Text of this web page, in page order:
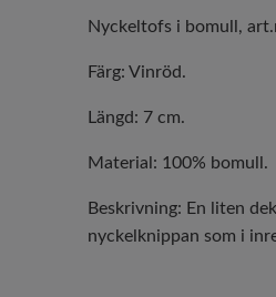
Nyckeltofs i bomull,
Färg: Vinröd.
Längd: 7 cm.
Material: 100% bomull.
Beskrivning: En liten
nyckelknippan som i